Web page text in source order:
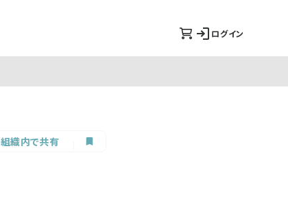
ログイン
組織内で共有